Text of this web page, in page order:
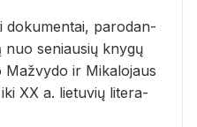
do­ku­men­tai, pa­ro­dan­
nuo se­niau­sių kny­gų
ir Mi­ka­lo­jaus
iki XX a. lie­tu­vių li­te­ra­